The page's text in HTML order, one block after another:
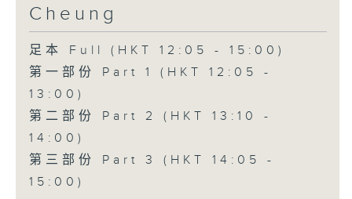
Cheung
足本 Full (HKT 12:05 - 15:00)
第一部份 Part 1 (HKT 12:05 -
13:00)
第二部份 Part 2 (HKT 13:10 -
14:00)
第三部份 Part 3 (HKT 14:05 -
15:00)